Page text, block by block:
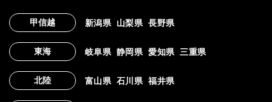
甲信越 新潟県 山梨県 長野県
東海 岐阜県 静岡県 愛知県 三重県
北陸 富山県 石川県 福井県